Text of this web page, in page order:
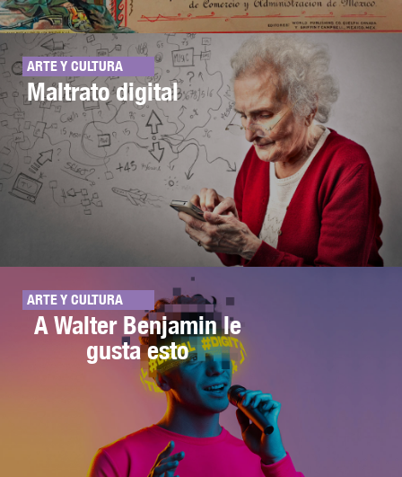
ARTE Y CULTURA
Maltrato digital
ARTE Y CULTURA
A Walter Benjamin le
gusta esto